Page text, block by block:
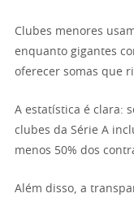
Clubes menores
enquanto gigantes
oferecer somas que
A estatística é clara:
clubes da Série A
menos 50% dos
Além disso, a